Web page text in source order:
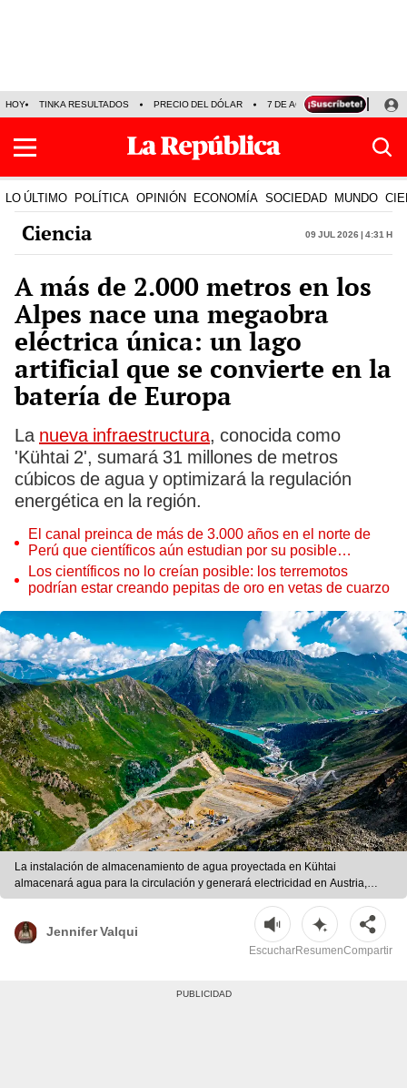
HOY TINKA RESULTADOS PRECIO DEL DÓLAR 7 DE AGOSTO OLLANTA
LO ÚLTIMO POLÍTICA OPINIÓN ECONOMÍA SOCIEDAD MUNDO
Ciencia 09 Jul 2026 | 4:31 h
A más de 2.000 metros en los
Alpes nace una megaobra
eléctrica única: un lago
artificial que se convierte en la
batería de Europa
La nueva infraestructura, conocida como
'Kühtai 2', sumará 31 millones de metros
cúbicos de agua y optimizará la regulación
energética en la región.
El canal preinca de más de 3.000 años en el norte de
Perú que científicos aún estudian por su posible
conexión entre océanos
Los científicos no lo creían posible: los terremotos
podrían estar creando pepitas de oro en vetas de cuarzo
La instalación de almacenamiento de agua proyectada en Kühtai
almacenará agua para la circulación y generará electricidad en Austria,
Europa. | Foto: ARX
Jennifer Valqui
EscucharResumenCompartir